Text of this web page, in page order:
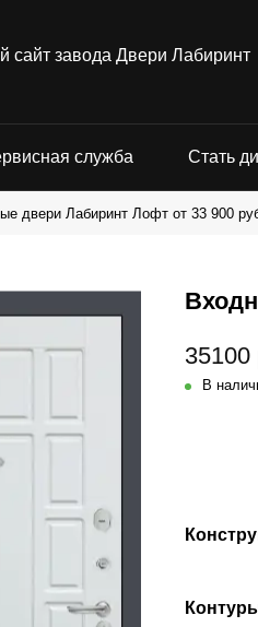
сайт завода Двери Лабиринт
служба Стать
двери Лабиринт Лофт от 33 900
35100
В